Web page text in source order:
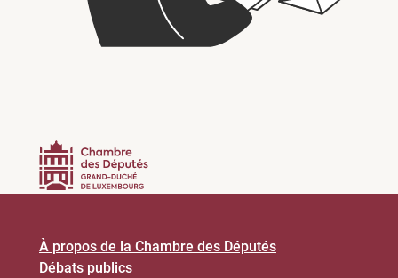
À propos de la Chambre des Députés
Débats publics